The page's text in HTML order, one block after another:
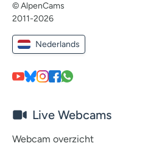
© AlpenCams
2011-2026
Nederlands
Live Webcams
Webcam overzicht